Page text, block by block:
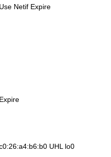
Netif Expire
UHL lo0